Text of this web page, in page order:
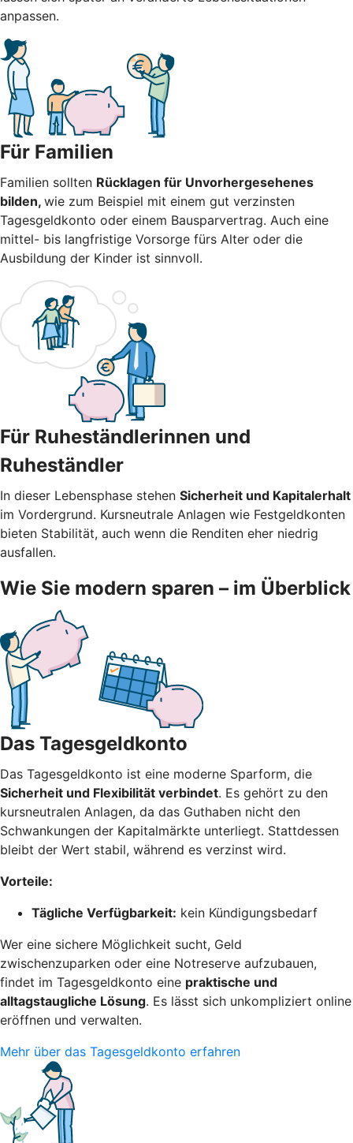
anpassen.
Für Familien
Familien sollten Rücklagen für Unvorhergesehenes
bilden, wie zum Beispiel mit einem gut verzinsten
Tagesgeldkonto oder einem Bausparvertrag. Auch eine
mittel- bis langfristige Vorsorge fürs Alter oder die
Ausbildung der Kinder ist sinnvoll.
Für Ruheständlerinnen und
Ruheständler
In dieser Lebensphase stehen Sicherheit und Kapitalerhalt
im Vordergrund. Kursneutrale Anlagen wie Festgeldkonten
bieten Stabilität, auch wenn die Renditen eher niedrig
ausfallen.
Wie Sie modern sparen – im Überblick
Das Tagesgeldkonto
Das Tagesgeldkonto ist eine moderne Sparform, die
Sicherheit und Flexibilität verbindet. Es gehört zu den
kursneutralen Anlagen, da das Guthaben nicht den
Schwankungen der Kapitalmärkte unterliegt. Stattdessen
bleibt der Wert stabil, während es verzinst wird.
Vorteile:
Tägliche Verfügbarkeit: kein Kündigungsbedarf
Wer eine sichere Möglichkeit sucht, Geld
zwischenzuparken oder eine Notreserve aufzubauen,
findet im Tagesgeldkonto eine praktische und
alltagstaugliche Lösung. Es lässt sich unkompliziert online
eröffnen und verwalten.
Mehr über das Tagesgeldkonto erfahren